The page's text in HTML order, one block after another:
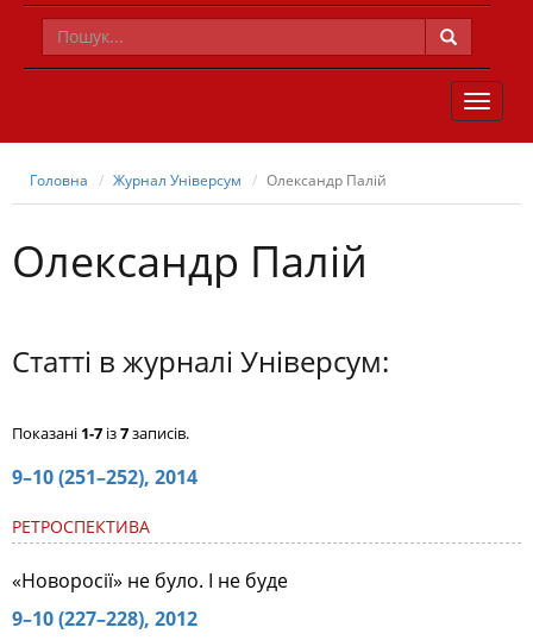
TOGGLE
Головна Журнал Універсум Олександр Палій
Олександр Палій
Статті в журналі Універсум:
Показані 1-7 із7записів.
9–10 (251–252), 2014
РЕТРОСПЕКТИВА
«Новоросії» не було. І не буде
9–10 (227–228), 2012